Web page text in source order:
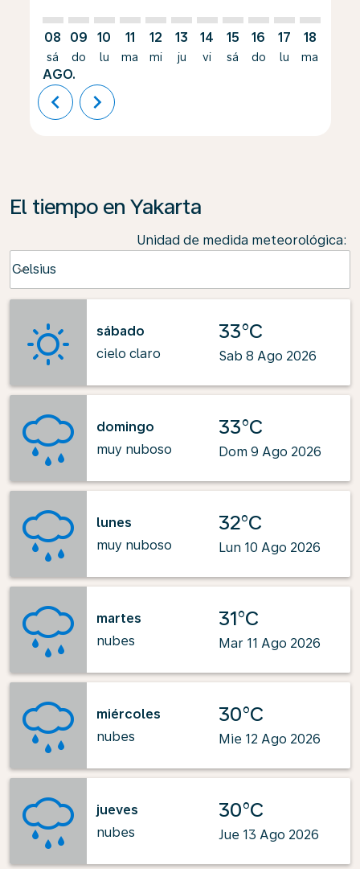
08
sá
AGO.
09
do
10
lu
11
ma
12
mi
13
ju
14
vi
15
sá
16
do
17
lu
18
ma
chevron_left chevron_right
El tiempo en Yakarta
Unidad de medida meteorológica:
Celsius
keyboard_arrow_down
sábado
cielo claro
33°C
Sab 8 Ago 2026
domingo
muy nuboso
33°C
Dom 9 Ago 2026
lunes
muy nuboso
32°C
Lun 10 Ago 2026
martes
nubes
31°C
Mar 11 Ago 2026
miércoles
nubes
30°C
Mie 12 Ago 2026
jueves
nubes
30°C
Jue 13 Ago 2026